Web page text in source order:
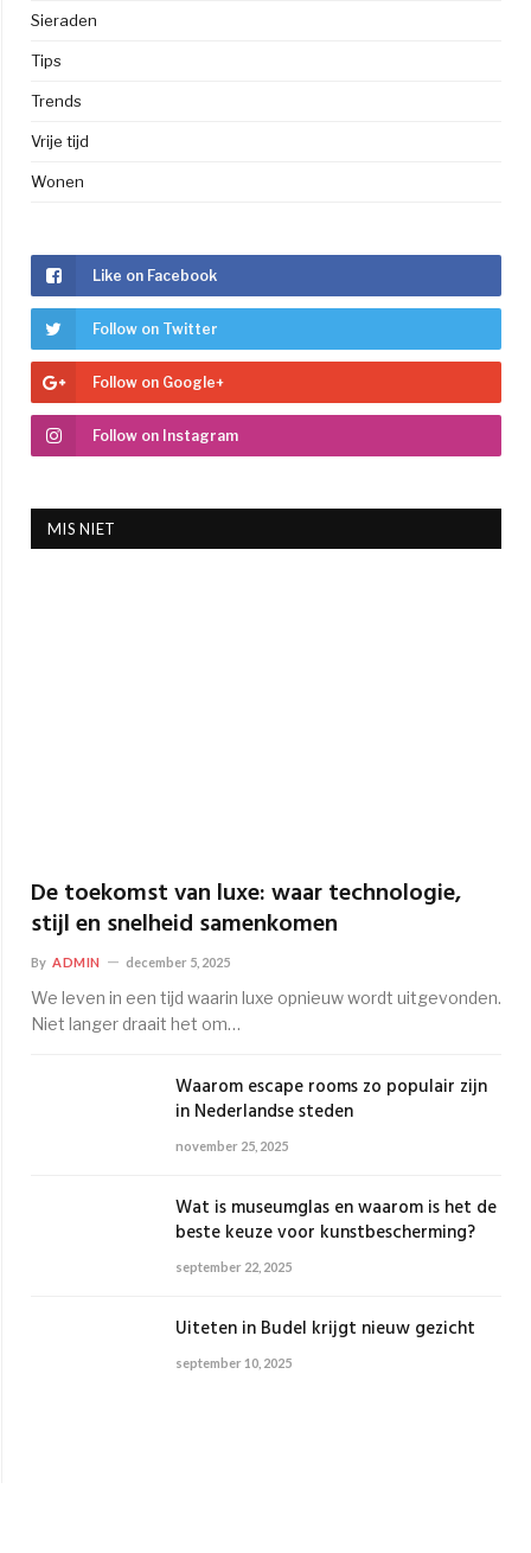
Sieraden
Tips
Trends
Vrije tijd
Wonen
Like on Facebook
Follow on Twitter
Follow on Google+
Follow on Instagram
MIS NIET
De toekomst van luxe: waar technologie,
stijl en snelheid samenkomen
By ADMIN december 5, 2025
We leven in een tijd waarin luxe opnieuw wordt uitgevonden.
Niet langer draait het om…
Waarom escape rooms zo populair zijn
in Nederlandse steden
november 25, 2025
Wat is museumglas en waarom is het de
beste keuze voor kunstbescherming?
september 22, 2025
Uiteten in Budel krijgt nieuw gezicht
september 10, 2025